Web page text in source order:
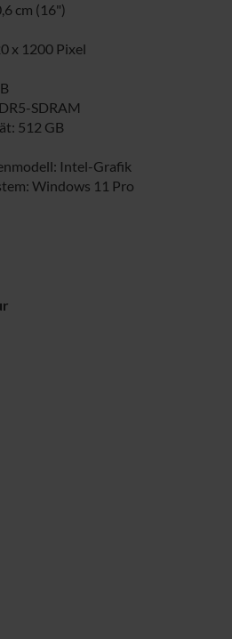
cm (16")
x 1200 Pixel
SDRAM
512 GB
Intel-Grafik
Windows 11 Pro